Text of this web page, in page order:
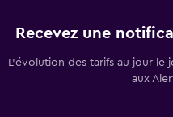
Recevez une
L’évolution des tarifs au jour
aux